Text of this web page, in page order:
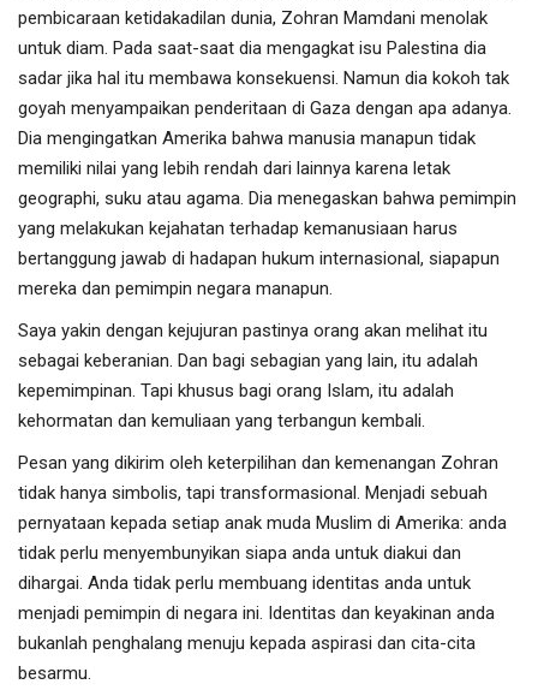
pembicaraan ketidakadilan dunia, Zohran Mamdani menolak
untuk diam. Pada saat-saat dia mengagkat isu Palestina dia
sadar jika hal itu membawa konsekuensi. Namun dia kokoh tak
goyah menyampaikan penderitaan di Gaza dengan apa adanya.
Dia mengingatkan Amerika bahwa manusia manapun tidak
memiliki nilai yang lebih rendah dari lainnya karena letak
geographi, suku atau agama. Dia menegaskan bahwa pemimpin
yang melakukan kejahatan terhadap kemanusiaan harus
bertanggung jawab di hadapan hukum internasional, siapapun
mereka dan pemimpin negara manapun.
Saya yakin dengan kejujuran pastinya orang akan melihat itu
sebagai keberanian. Dan bagi sebagian yang lain, itu adalah
kepemimpinan. Tapi khusus bagi orang Islam, itu adalah
kehormatan dan kemuliaan yang terbangun kembali.
Pesan yang dikirim oleh keterpilihan dan kemenangan Zohran
tidak hanya simbolis, tapi transformasional. Menjadi sebuah
pernyataan kepada setiap anak muda Muslim di Amerika: anda
tidak perlu menyembunyikan siapa anda untuk diakui dan
dihargai. Anda tidak perlu membuang identitas anda untuk
menjadi pemimpin di negara ini. Identitas dan keyakinan anda
bukanlah penghalang menuju kepada aspirasi dan cita-cita
besarmu.